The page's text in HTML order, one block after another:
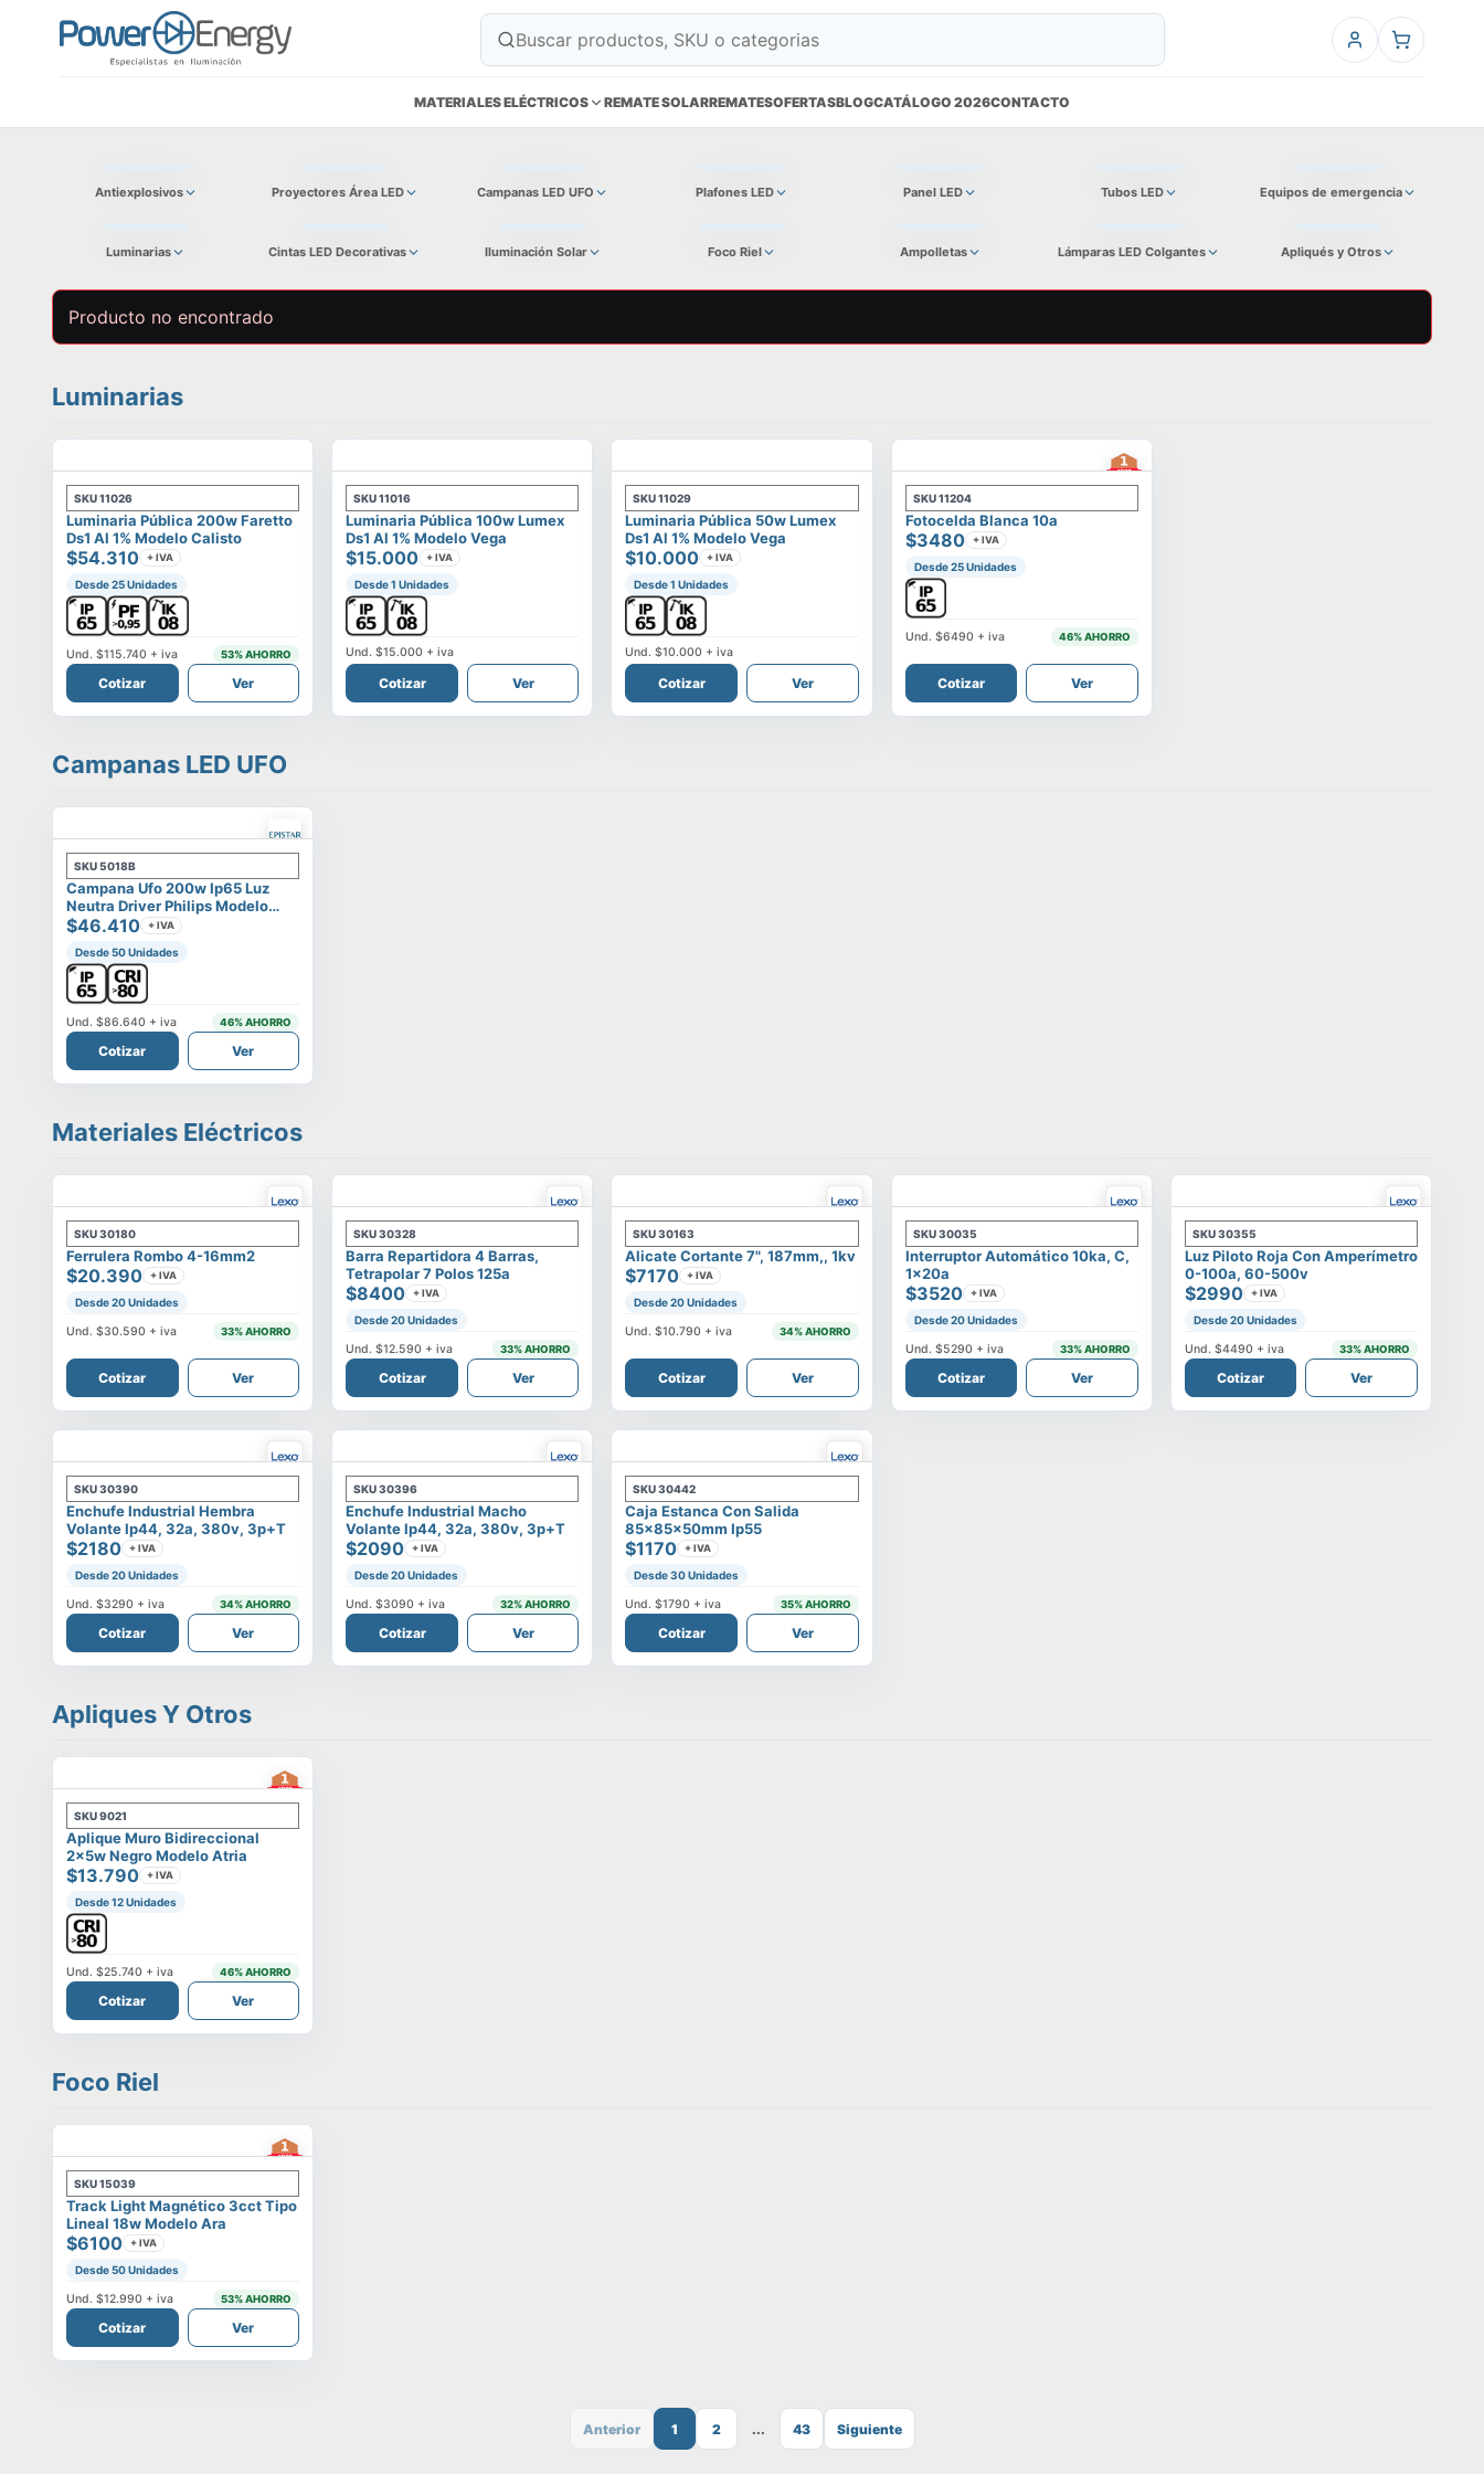
MATERIALES ELÉCTRICOS REMATE SOLARREMATESOFERTASBLOGCATÁLOGO 2026CONTACTO
Antiexplosivos Proyectores Área LED Campanas LED UFO Plafones LED Panel LED Tubos LED Equipos de emergencia
Luminarias Cintas LED Decorativas Iluminación Solar Foco Riel Ampolletas Lámparas LED Colgantes Apliqués y Otros
Producto no encontrado
Luminarias
SKU11026
Luminaria Pública 200w Faretto
Ds1 Al 1% Modelo Calisto
$54.310 + IVA
Desde 25 Unidades
Und.$115.740 + iva 53% AHORRO
Cotizar Ver
SKU11016
Luminaria Pública 100w Lumex
Ds1 Al 1% Modelo Vega
$15.000 + IVA
Desde 1 Unidades
Und.$15.000 + iva
Cotizar Ver
SKU11029
Luminaria Pública 50w Lumex
Ds1 Al 1% Modelo Vega
$10.000 + IVA
Desde 1 Unidades
Und.$10.000 + iva
Cotizar Ver
SKU11204
Fotocelda Blanca 10a
$3480 + IVA
Desde 25 Unidades
Und. $6490 + iva 46% AHORRO
Cotizar Ver
Campanas LED UFO
SKU5018B
Campana Ufo 200w Ip65 Luz
Neutra Driver Philips Modelo
Eltanin
$46.410 + IVA
Desde 50 Unidades
Und.$86.640 + iva 46% AHORRO
Cotizar Ver
Materiales Eléctricos
SKU30180
Ferrulera Rombo 4-16mm2
$20.390 + IVA
Desde 20 Unidades
Und.$30.590 + iva 33% AHORRO
Cotizar Ver
SKU30328
Barra Repartidora 4 Barras,
Tetrapolar 7 Polos 125a
$8400 + IVA
Desde 20 Unidades
Und.$12.590 + iva 33% AHORRO
Cotizar Ver
SKU30163
Alicate Cortante 7", 187mm,, 1kv
$7170 + IVA
Desde 20 Unidades
Und.$10.790 + iva 34% AHORRO
Cotizar Ver
SKU30035
Interruptor Automático 10ka, C,
1x20a
$3520 + IVA
Desde 20 Unidades
Und. $5290 + iva 33% AHORRO
Cotizar Ver
SKU30355
Luz Piloto Roja Con Amperímetro
0-100a, 60-500v
$2990 + IVA
Desde 20 Unidades
Und. $4490 + iva 33% AHORRO
Cotizar Ver
SKU30390
Enchufe Industrial Hembra
Volante Ip44, 32a, 380v, 3p+t
$2180 + IVA
Desde 20 Unidades
Und.$3290 + iva 34% AHORRO
Cotizar Ver
SKU30396
Enchufe Industrial Macho
Volante Ip44, 32a, 380v, 3p+t
$2090 + IVA
Desde 20 Unidades
Und.$3090 + iva 32% AHORRO
Cotizar Ver
SKU30442
Caja Estanca Con Salida
85x85x50mm Ip55
$1170 + IVA
Desde 30 Unidades
Und.$1790 + iva 35% AHORRO
Cotizar Ver
Apliques Y Otros
SKU9021
Aplique Muro Bidireccional
2x5w Negro Modelo Atria
$13.790 + IVA
Desde 12 Unidades
Und.$25.740 + iva 46% AHORRO
Cotizar Ver
Foco Riel
SKU15039
Track Light Magnético 3cct Tipo
Lineal 18w Modelo Ara
$6100 + IVA
Desde 50 Unidades
Und.$12.990 + iva 53% AHORRO
Cotizar Ver
Anterior 1 2 ... 43 Siguiente